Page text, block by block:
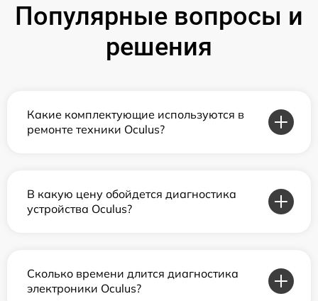
Популярные вопросы и
решения
Какие комплектующие используются в
ремонте техники Oculus?
В какую цену обойдется диагностика
устройства Oculus?
Сколько времени длится диагностика
электроники Oculus?